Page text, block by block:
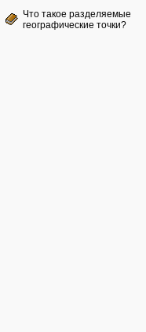
Что такое разделяемые
географические точки?